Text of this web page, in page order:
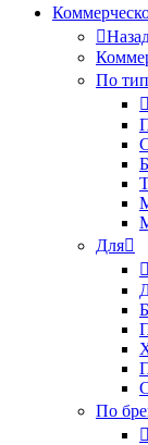
По
Для
По